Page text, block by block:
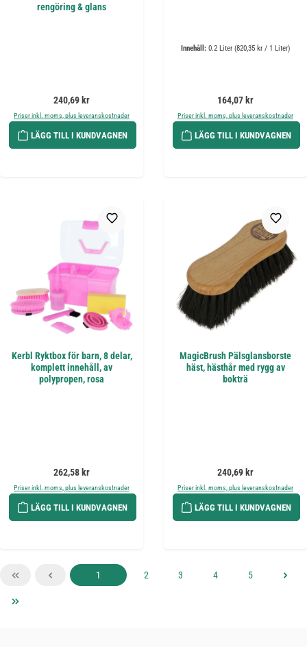
rengöring & glans
Ordinarie pris:
240,69 kr
Priser inkl. moms, plus leveranskostnader
LÄGG TILL I KUNDVAGNEN
Innehåll: 0.2 Liter (820,35 kr / 1 Liter)
Ordinarie pris:
164,07 kr
Priser inkl. moms, plus leveranskostnader
LÄGG TILL I KUNDVAGNEN
Kerbl Ryktbox för barn, 8 delar,
komplett innehåll, av
polypropen, rosa
Ordinarie pris:
262,58 kr
Priser inkl. moms, plus leveranskostnader
LÄGG TILL I KUNDVAGNEN
MagicBrush Pälsglansborste
häst, hästhår med rygg av
bokträ
Ordinarie pris:
240,69 kr
Priser inkl. moms, plus leveranskostnader
LÄGG TILL I KUNDVAGNEN
Sida
1 Sida
2 Sida
3 Sida
4 Sida
5